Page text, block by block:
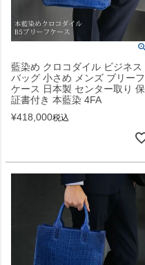
藍染め クロコダイル ビジネス
バッグ 小さめ メンズ ブリーフ
ケース 日本製 センター取り 保
証書付き 本藍染 4FA
¥418,000税込